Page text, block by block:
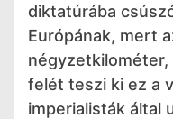
diktatúrába
Európának, mert
felét teszi ki ez a
imperialisták által